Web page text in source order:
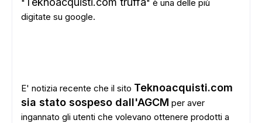
"
" è una delle più
digitate su google.
E' notizia recente che il sito Teknoacquisti.com
sia stato sospeso dall'AGCM per aver
ingannato gli utenti che volevano ottenere prodotti a